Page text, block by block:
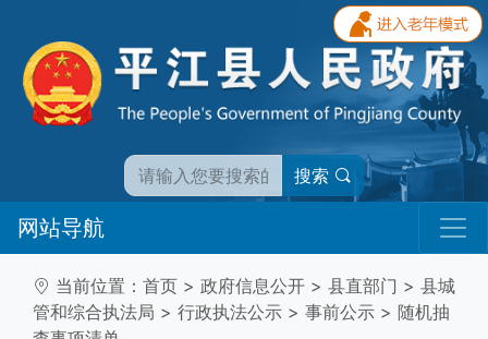
搜索
网站导航
当前位置： 首页 > 政府信息公开 > 县直部门 > 县城
管和综合执法局 > 行政执法公示 > 事前公示 > 随机抽